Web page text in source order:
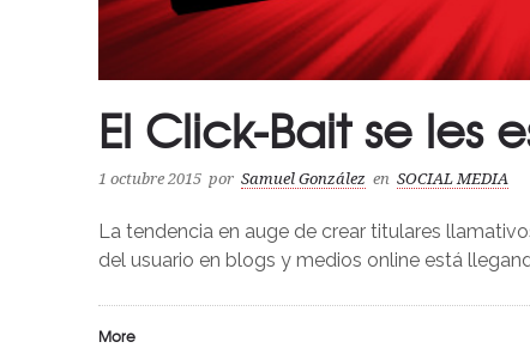
El Click-Bait se les
1 octubre 2015 por Samuel González en SOCIAL MEDIA
La tendencia en auge de crear titulares
del usuario en blogs y medios online está
More